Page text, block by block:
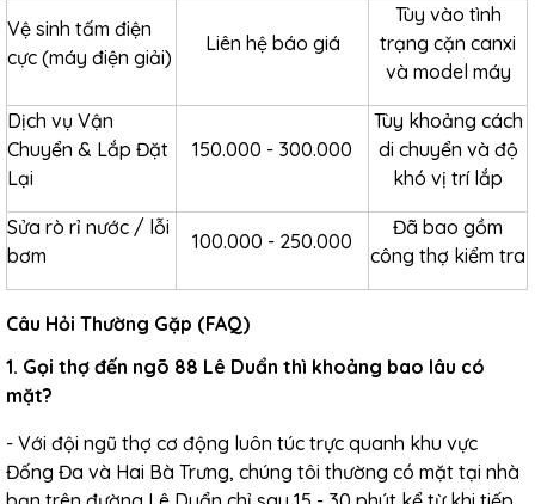
Vệ sinh tấm điện
cực (máy điện giải)
Liên hệ báo giá
Tùy vào tình
trạng cặn canxi
và model máy
Dịch vụ Vận
Chuyển & Lắp Đặt
Lại
150.000 - 300.000
Tùy khoảng cách
di chuyển và độ
khó vị trí lắp
Sửa rò rỉ nước / lỗi
bơm
100.000 - 250.000
Đã bao gồm
công thợ kiểm tra
Câu Hỏi Thường Gặp (FAQ)
1. Gọi thợ đến ngõ 88 Lê Duẩn thì khoảng bao lâu có
mặt?
- Với đội ngũ thợ cơ động luôn túc trực quanh khu vực
Đống Đa và Hai Bà Trưng, chúng tôi thường có mặt tại nhà